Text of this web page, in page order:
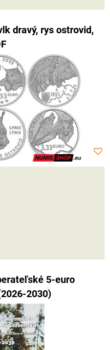
dravý, rys ostrovid,
5-euro
2030)